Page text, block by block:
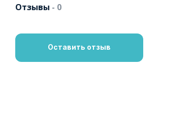
Отзывы - 0
Оставить отзыв